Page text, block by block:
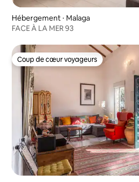
Hébergement ⋅ Malaga
FACE À LA MER 93
Coup de cœur voyageurs
Coup de cœur voyageurs